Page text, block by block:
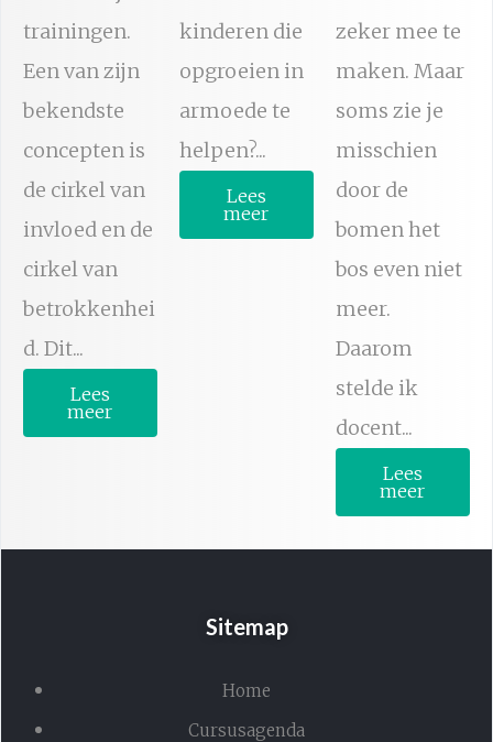
trainingen.
Een van zijn
bekendste
concepten is
de cirkel van
invloed en de
cirkel van
betrokkenhei
d. Dit...
Lees
meer
kinderen die
opgroeien in
armoede te
helpen?...
Lees
meer
zeker mee te
maken. Maar
soms zie je
misschien
door de
bomen het
bos even niet
meer.
Daarom
stelde ik
docent...
Lees
meer
Sitemap
Home
Cursusagenda